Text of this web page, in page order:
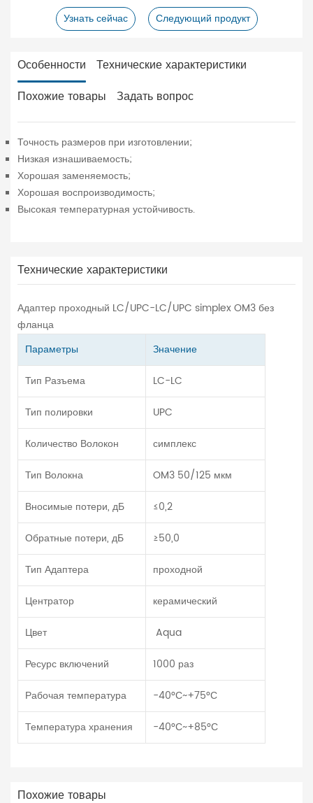
Узнать сейчас
Следующий продукт
Особенности
Технические характеристики
Похожие товары
Задать вопрос
Точность размеров при изготовлении;
Низкая изнашиваемость;
Хорошая заменяемость;
Хорошая воспроизводимость;
Высокая температурная устойчивость.
Технические характеристики
Адаптер проходный LC/UPC-LC/UPC simplex OM3 без
фланца
Параметры
Значение
Тип Разъема
LC-LC
Тип полировки
UPC
Количество Волокон
симплекс
Тип Волокна
OM3 50/125 мкм
Вносимые потери, дБ
≤0,2
Обратные потери, дБ
≥50,0
Тип Адаптера
проходной
Центратор
керамический
Цвет
Aqua
Ресурс включений
1000 раз
Рабочая температура
-40°С~+75°С
Температура хранения
-40°С~+85°С
Похожие товары